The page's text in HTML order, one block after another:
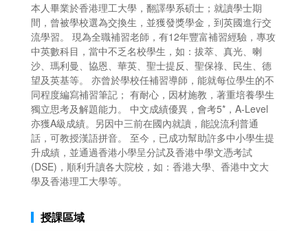
本人畢業於香港理工大學，翻譯學系碩士；就讀學士期
間，曾被學校選為交換生，並獲發獎學金，到英國進行交
流學習。 現為全職補習老師，有12年豐富補習經驗，專攻
中英數科目，當中不乏名校學生，如：拔萃、真光、喇
沙、瑪利曼、協恩、華英、聖士提反、聖保祿、民生、德
望及英基等。 亦曾於學校任補習導師，能就每位學生的不
同程度編寫補習筆記； 有耐心，因材施教，著重培養學生
獨立思考及解題能力。 中文成績優異，會考5*，A-Level
亦獲A級成績。另因中三前在國內就讀，能說流利普通
話，可教授漢語拼音。 至今，已成功幫助許多中小學生提
升成績，並通過香港小學呈分試及香港中學文憑考試
(DSE)，順利升讀各大院校，如：香港大學、香港中文大
學及香港理工大學等。
授課區域